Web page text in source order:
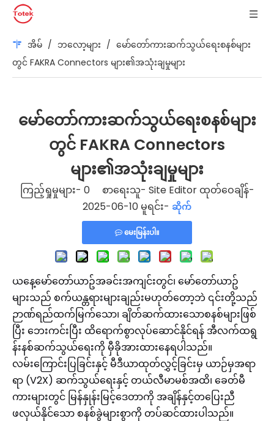
အိမ် / ဘလော့များ / မော်တော်ကားဆက်သွယ်ရေးစနစ်များ
တွင် FAKRA Connectors များ၏အသုံးချမှုများ
မော်တော်ကားဆက်သွယ်ရေးစနစ်များ
တွင် FAKRA Connectors
များ၏အသုံးချမှုများ
ကြည့်ရှုမှုများ- 0စာရေးသူ- Site Editor ထုတ်ဝေချိန်-
2025-06-10 မူရင်း- ဆိုက်
မေးမြန်းပါ။
ယနေ့မော်တော်ယာဥ်အခင်းအကျင်းတွင်၊ မော်တော်ယာဥ်
များသည် စက်ယန္တရားများချည်းမဟုတ်တော့ဘဲ ၎င်းတို့သည်
ဉာဏ်ရည်ထက်မြက်သော၊ ချိတ်ဆက်ထားသောစနစ်များဖြစ်
ပြီး ဘေးကင်းပြီး ထိရောက်စွာလုပ်ဆောင်နိုင်ရန် အီလက်ထရွ
န်းနစ်ဆက်သွယ်ရေးကို မှီခိုအားထားနေရပါသည်။
လမ်းကြောင်းပြခြင်းနှင့် မီဒီယာထုတ်လွှင့်ခြင်းမှ ယာဉ်မှအရာ
ရာ (V2X) ဆက်သွယ်ရေးနှင့် တယ်လီမာမစ်အထိ၊ ခေတ်မီ
ကားများတွင် မြန်နှုန်းမြင့်ဒေတာကို အချိန်နှင့်တပြေးညီ
ဖလှယ်နိုင်သော စနစ်ခွဲများစွာကို တပ်ဆင်ထားပါသည်။